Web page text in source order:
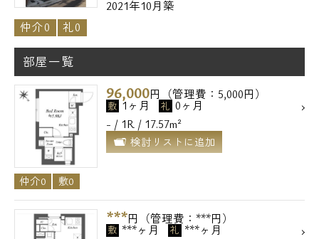
2021年10月築
仲介0
礼0
部屋一覧
96,000円（管理費：5,000円）
敷 1ヶ月 礼 0ヶ月
- / 1R / 17.57m²
検討リストに追加
仲介0 敷0
***円（管理費：***円）
敷 ***ヶ月 礼 ***ヶ月